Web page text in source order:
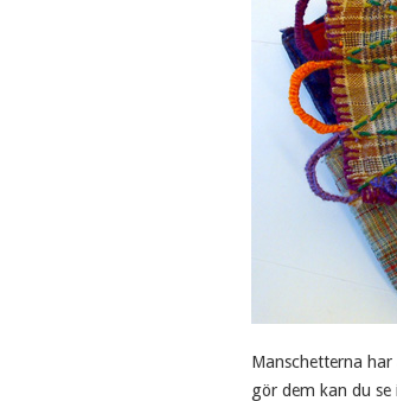
Manschetterna
gör dem kan du